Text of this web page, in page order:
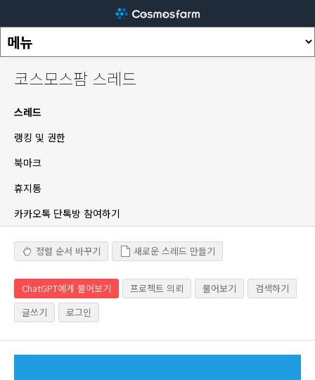
코스모스팜 스레드
스레드
랭킹 및 권한
북마크
휴지통
카카오톡 단톡방 참여하기
정렬 순서 바꾸기 새로운 스레드 만들기
ChatGPT에게 물어보기 프로젝트 의뢰 물어보기
검색하기
글쓰기
로그인